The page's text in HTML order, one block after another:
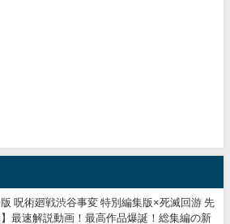
版 呪術廻戦渋谷事変 特別編集版×死滅回游 先
最速解説動画！最高作品爆誕！総集編の新